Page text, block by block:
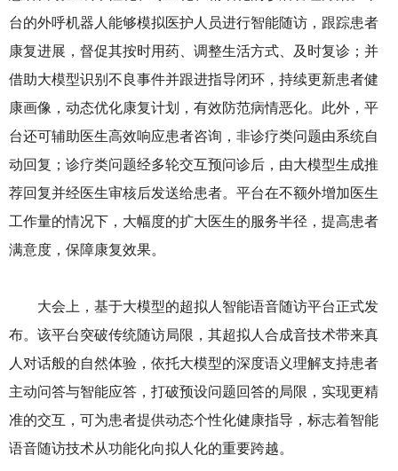
台的外呼机器人能够模拟医护人员进行智能随访，跟踪患者
康复进展，督促其按时用药、调整生活方式、及时复诊；并
借助大模型识别不良事件并跟进指导闭环，持续更新患者健
康画像，动态优化康复计划，有效防范病情恶化。此外，平
台还可辅助医生高效响应患者咨询，非诊疗类问题由系统自
动回复；诊疗类问题经多轮交互预问诊后，由大模型生成推
荐回复并经医生审核后发送给患者。平台在不额外增加医生
工作量的情况下，大幅度的扩大医生的服务半径，提高患者
满意度，保障康复效果。
大会上，基于大模型的超拟人智能语音随访平台正式发
布。该平台突破传统随访局限，其超拟人合成音技术带来真
人对话般的自然体验，依托大模型的深度语义理解支持患者
主动问答与智能应答，打破预设问题回答的局限，实现更精
准的交互，可为患者提供动态个性化健康指导，标志着智能
语音随访技术从功能化向拟人化的重要跨越。